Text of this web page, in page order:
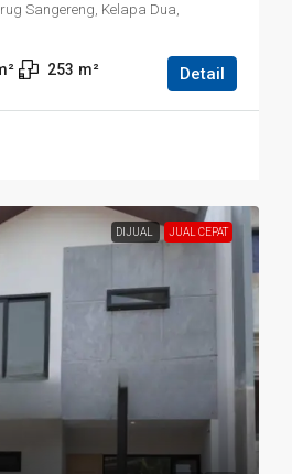
Sangereng, Kelapa Dua,
253 m² Detail
DIJUAL JUAL CEPAT